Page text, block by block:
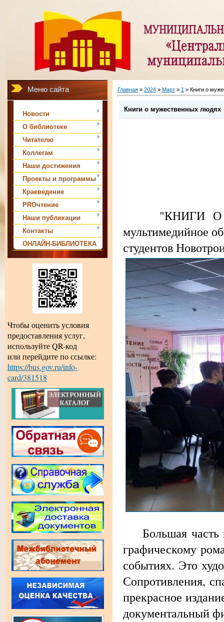
Меню сайта
Новости
О библиотеке
Читателю
Коллегам
Наши достижения
Проекты и программы
Краеведение
PROчтение
Наши публикации
Контакты
ОНЛАЙН-БИБЛИОТЕКА
Чтобы оценить условия
предоставления услуг,
используйте QR-код
или перейдите по ссылке:
https://bus.gov.ru/info-
card/381518
Главная » 2024 » Март » 1 » Книги о
Книги о мужественных людях
"КНИГИ О
мультимедийное
студентов
Большая часть
графическому
событиях. Это
Сопротивления,
прекрасное
документальный